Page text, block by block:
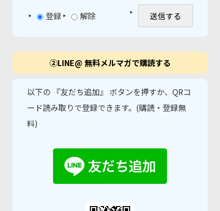
登録 解除
②LINE@ 無料メルマガで購読する
以下の 『友だち追加』 ボタンを押すか、QRコ
ード読み取りで登録できます。(購読・登録無
料)